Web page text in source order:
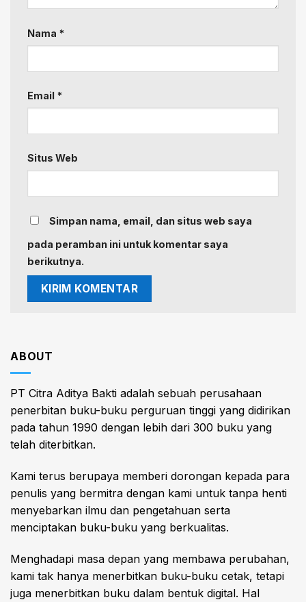
Nama *
Email *
Situs Web
Simpan nama, email, dan situs web saya
pada peramban ini untuk komentar saya
berikutnya.
ABOUT
PT Citra Aditya Bakti adalah sebuah perusahaan
penerbitan buku-buku perguruan tinggi yang didirikan
pada tahun 1990 dengan lebih dari 300 buku yang
telah diterbitkan.
Kami terus berupaya memberi dorongan kepada para
penulis yang bermitra dengan kami untuk tanpa henti
menyebarkan ilmu dan pengetahuan serta
menciptakan buku-buku yang berkualitas.
Menghadapi masa depan yang membawa perubahan,
kami tak hanya menerbitkan buku-buku cetak, tetapi
juga menerbitkan buku dalam bentuk digital. Hal